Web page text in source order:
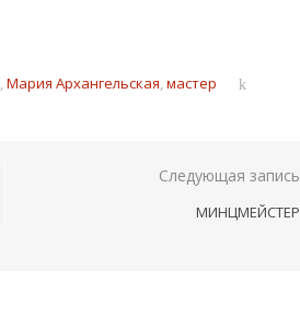
,Мария Архангельская,мастер
Следующая запись
МИНЦМЕЙСТЕР